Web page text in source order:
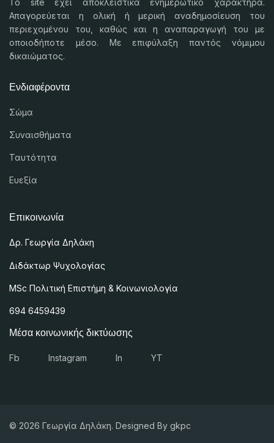
Το site έχει αποκλειστικά ενημερωτικό χαρακτήρα.
Απαγορεύεται η ολική ή μερική αναδημοσίευση του
περιεχομένου του, καθώς και η αναπαραγωγή του με
οποιοδήποτε μέσο. Με επιφύλαξη παντός νόμιμου
δικαιώματος.
Ενδιαφέροντα
Σώμα
Συναισθήματα
Ταυτότητα
Ευεξία
Επικοινωνία
Δρ. Γεωργία Δηλάκη
Διδάκτωρ Ψυχολογίας
MSc Πολιτική Επιστήμη & Κοινωνιολογία
694 6459439
Μέσα κοινωνικής δικτύωσης
Fb Instagram In YT
© 2026 Γεωργία Δηλάκη. Designed By gkpc